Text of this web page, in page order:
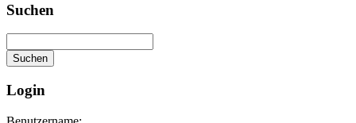
Suchen
Login